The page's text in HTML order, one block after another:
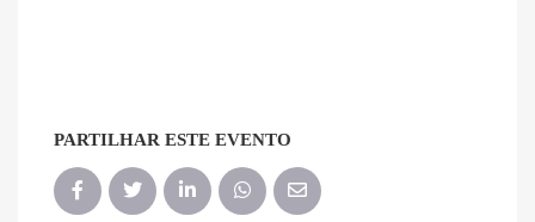
PARTILHAR ESTE EVENTO